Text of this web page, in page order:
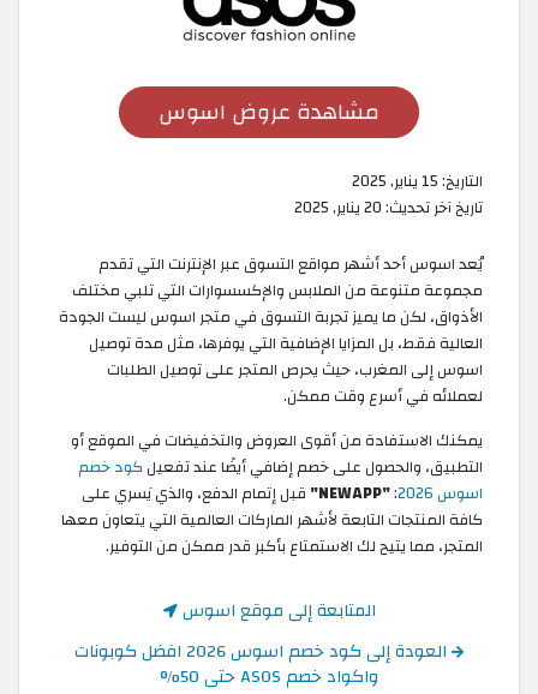
مشاهدة عروض اسوس
التاريخ:15 يناير, 2025
تاريخ آخر تحديث:20 يناير, 2025
يُعد اسوس أحد أشهر مواقع التسوق عبر الإنترنت التي تقدم
مجموعة متنوعة من الملابس والإكسسوارات التي تلبي مختلف
الأذواق، لكن ما يميز تجربة التسوق في متجر اسوس ليست الجودة
العالية فقط، بل المزايا الإضافية التي يوفرها، مثل مدة توصيل
اسوس إلى المغرب، حيث يحرص المتجر على توصيل الطلبات
لعملائه في أسرع وقت ممكن.
يمكنك الاستفادة من أقوى العروض والتخفيضات في الموقع أو
التطبيق، والحصول على خصم إضافي أيضًا عند تفعيل كود خصم
اسوس 2026
:
"NEWAPP"
قبل إتمام الدفع، والذي يَسري على
كافة المنتجات التابعة لأشهر الماركات العالمية التي يتعاون معها
المتجر، مما يتيح لك الاستمتاع بأكبر قدر ممكن من التوفير.
المتابعة إلى موقع اسوس
العودة إلى كود خصم اسوس 2026 افضل كوبونات
واكواد خصم ASOS حتى 50%